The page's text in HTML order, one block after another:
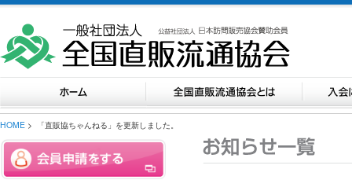
HOME > 「直販協ちゃんねる」を更新しました。